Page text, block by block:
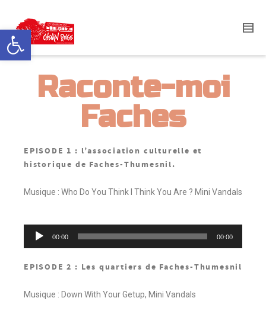
Ouvrir la barre d’outils
Raconte-moi
Faches
EPISODE 1 : l’association culturelle et
historique de Faches-Thumesnil.
Musique : Who Do You Think I Think You Are ? Mini Vandals
Lecteur
audio
00:00 00:00
EPISODE 2 : Les quartiers de Faches-Thumesnil
Musique : Down With Your Getup, Mini Vandals